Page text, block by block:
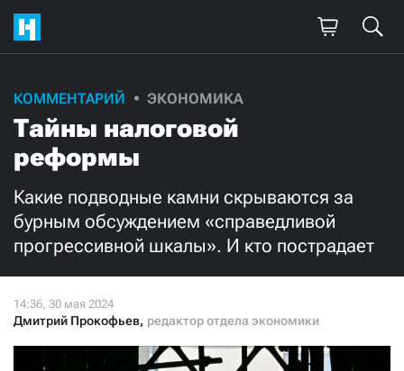
КОММЕНТАРИЙ ЭКОНОМИКА
Тайны налоговой
реформы
Какие подводные камни скрываются за
бурным обсуждением «справедливой
прогрессивной шкалы». И кто пострадает
Дмитрий Прокофьев, редактор отдела экономики
Поддержите
нашу работу!
Ежемесячно
3000 1000
Нажимая кнопку «Стать соучастником»,